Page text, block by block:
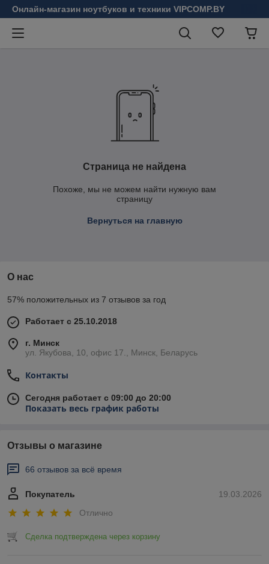
Онлайн-магазин ноутбуков и техники VIPCOMP.BY
Страница не найдена
Похоже, мы не можем найти нужную вам
страницу
Вернуться на главную
О нас
57% положительных из 7 отзывов за год
Работает с 25.10.2018
г. Минск
ул. Якубова, 10, офис 17., Минск, Беларусь
Контакты
Сегодня работает с 09:00 до 20:00
Показать весь график работы
Отзывы о магазине
66 отзывов за всё время
19.03.2026
Покупатель
Отлично
Сделка подтверждена через корзину